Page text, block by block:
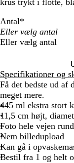
og
piletasterne
til
at
panorere
og
til
at
Antal*
Eller vælg antal
Specifikationer og
Få det bedste ud af
meget mere.
445 ml ekstra stort
11,5 cm højt,
Foto hele vejen
Nem billedupload
Kan gå i
Bestil fra 1 og helt